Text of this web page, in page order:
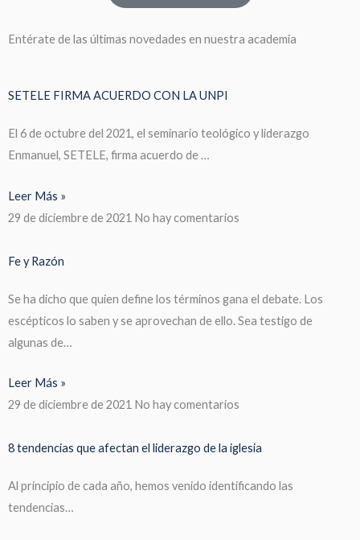
Entérate de las últimas novedades en nuestra academia
SETELE FIRMA ACUERDO CON LA UNPI
El 6 de octubre del 2021, el seminario teológico y liderazgo
Enmanuel, SETELE, firma acuerdo de …
Leer Más »
29 de diciembre de 2021 No hay comentarios
Fe y Razón
Se ha dicho que quien define los términos gana el debate. Los
escépticos lo saben y se aprovechan de ello. Sea testigo de
algunas de…
Leer Más »
29 de diciembre de 2021 No hay comentarios
8 tendencias que afectan el liderazgo de la iglesia
Al principio de cada año, hemos venido identificando las
tendencias…